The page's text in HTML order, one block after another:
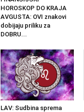
HOROSKOP DO KRAJA
AVGUSTA: OVI znakovi
dobijaju priliku za
DOBRU...
LAV: Sudbina sprema